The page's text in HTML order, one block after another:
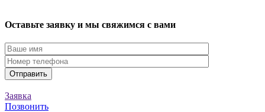
Оставьте заявку и мы свяжимся с вами
Заявка
Позвонить